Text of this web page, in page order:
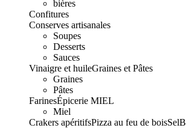
bières
Confitures
Conserves artisanales
Soupes
Desserts
Sauces
Vinaigre et huileGraines et Pâtes
Graines
Pâtes
FarinesÉpicerie MIEL
Miel
Crakers apéritifsPizza au feu de boisSel